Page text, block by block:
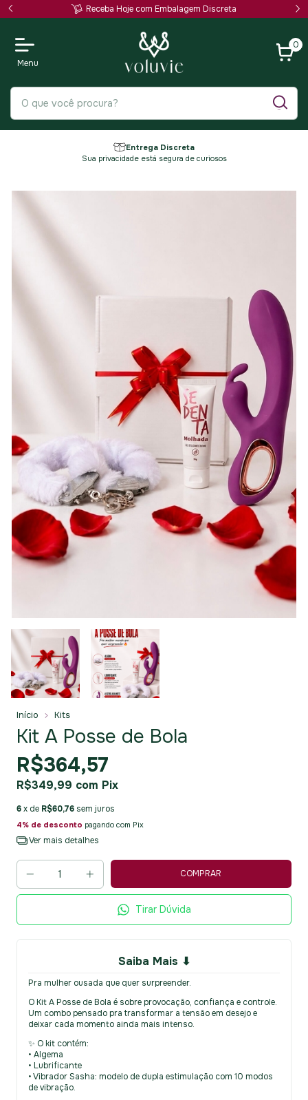
Receba Hoje com Embalagem Discreta
0
Entrega Discreta
Sua privacidade está segura de curiosos
Início Kits
Kit A Posse de Bola
R$364,57
R$349,99 com Pix
6x de R$60,76 sem juros
4% de desconto pagando com Pix
Ver mais detalhes
Tirar Dúvida
Saiba Mais ⬇
Pra mulher ousada que quer surpreender.
O Kit A Posse de Bola é sobre provocação, confiança e controle.
Um combo pensado pra transformar a tensão em desejo e
deixar cada momento ainda mais intenso.
✨ O kit contém:
• Algema
• Lubrificante
• Vibrador Sasha: modelo de dupla estimulação com 10 modos
de vibração.